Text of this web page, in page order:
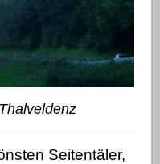
Seitentäler,